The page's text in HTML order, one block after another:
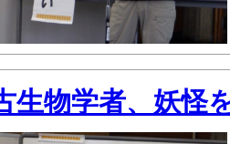
生物学者、妖怪